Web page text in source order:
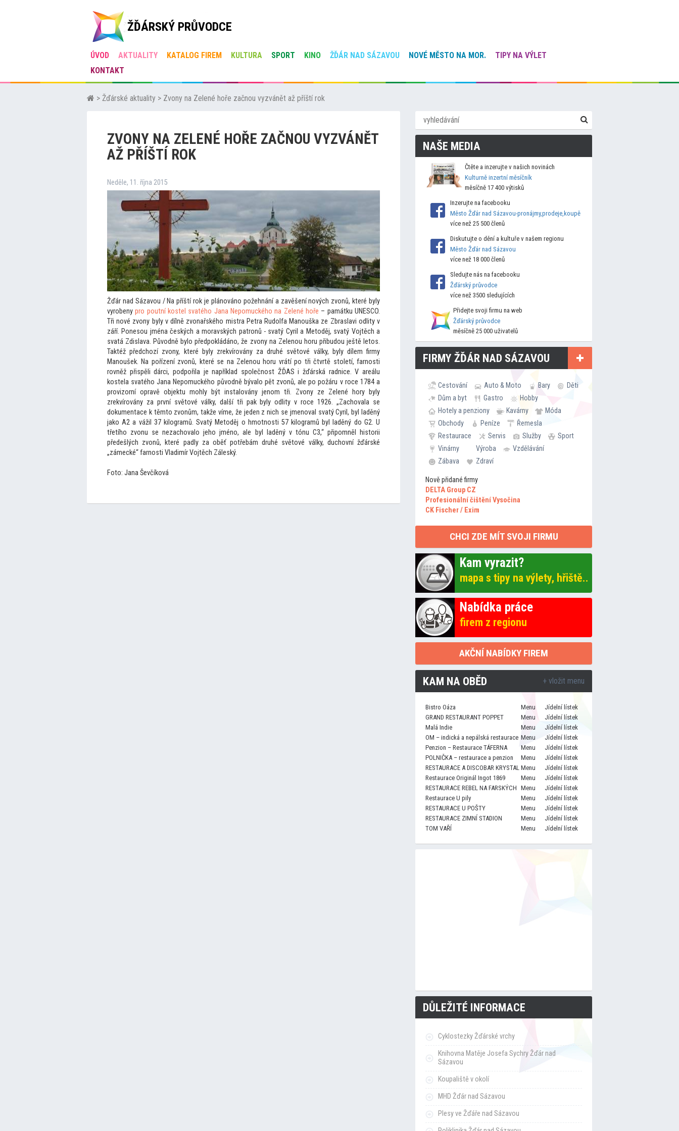
ŽĎÁRSKÝ PRŮVODCE
ÚVOD AKTUALITY KATALOG FIREM KULTURA SPORT KINO ŽĎÁR NAD SÁZAVOU NOVÉ MĚSTO NA MOR.
TIPY NA VÝLET
KONTAKT
> Žďárské aktuality > Zvony na Zelené hoře začnou vyzvánět až příští rok
ZVONY NA ZELENÉ HOŘE ZAČNOU VYZVÁNĚT
AŽ PŘÍŠTÍ ROK
Neděle, 11. října 2015
Žďár nad Sázavou / Na příští rok je plánováno požehnání a zavěšení nových zvonů, které byly
vyrobenypro poutní kostel svatého Jana Nepomuckého na Zelené hoře – památku UNESCO.
Tři nové zvony byly v dílně zvonařského mistra Petra Rudolfa Manouška ze Zbraslavi odlity v
září. Ponesou jména českých a moravských patronů - svatý Cyril a Metoděj, svatý Vojtěch a
svatá Zdislava. Původně bylo předpokládáno, že zvony na Zelenou horu přibudou ještě letos.
Taktéž předchozí zvony, které byly zrekvírovány za druhé světové války, byly dílem firmy
Manoušek. Na pořízení zvonů, které se na Zelenou horu vrátí po tři čtvrtě století, farnosti
rovněž přispěli dárci, podpořila je například společnost ŽĎAS i žďárská radnice. V areálu
kostela svatého Jana Nepomuckého původně bývalo pět zvonů, ale po požáru v roce 1784 a
provizorní opravě objektu mohly být instalovány jenom tři. Zvony ze Zelené hory byly
zrekvírovány za první světové války, další tři pak byly odlity v roce 1926. „Zachovala se
dokumentace k těmto zvonům, takže víme, že jeden z nich se jmenoval svatý Cyril, byl laděný
jako A2 a vážil 37 kilogramů. Svatý Metoděj o hmotnosti 57 kilogramů byl laděný do G2. U
třetího zvonu se nezachovalo jeho jméno, ale byl laděný v tónu C3,“ připomněl historii
předešlých zvonů, které padly za oběť potřebám druhé světové války, duchovní žďárské
„zámecké“ farnosti Vladimír Vojtěch Záleský.
Foto: Jana Ševčíková
NAŠE MEDIA
Čtěte a inzerujte v našich novinách
Kulturně inzertní měsíčník
měsíčně 17 400 výtisků
Inzerujte na facebooku
Město Žďár nad Sázavou-pronájmy,prodeje,koupě
více než 25 500 členů
Diskutujte o dění a kultuře v našem regionu
Město Žďár nad Sázavou
více než 18 000 členů
Sledujte nás na facebooku
Žďárský průvodce
více než 3500 sledujících
Přidejte svoji firmu na web
Žďárský průvodce
měsíčně 25 000 uživatelů
FIRMY ŽĎÁR NAD SÁZAVOU
Cestování Auto & Moto Bary
Děti
Dům a byt
Gastro
Hobby
Hotely a penziony
Kavárny
Móda
Obchody
Peníze
Řemesla
Restaurace
Servis Služby
Sport
Vinárny
Výroba
Vzdělávání
Zábava
Zdraví
Nově přidané firmy
DELTA Group CZ
Profesionální čištění Vysočina
CK Fischer / Exim
CHCI ZDE MÍT SVOJI FIRMU
Kam vyrazit?
mapa s tipy na výlety, hřiště..
Nabídka práce
firem z regionu
AKČNÍ NABÍDKY FIREM
KAM NA OBĚD + vložit menu
Bistro Oáza Menu
Jídelní lístek
GRAND RESTAURANT POPPET
Menu
Jídelní lístek
Malá Indie
Menu
Jídelní lístek
OM – indická a nepálská restaurace Menu
Jídelní lístek
Penzion – Restaurace TÁFERNA
Menu
Jídelní lístek
POLNIČKA – restaurace a penzion
Menu
Jídelní lístek
RESTAURACE A DISCOBAR KRYSTAL Menu
Jídelní lístek
Restaurace Originál Ingot 1869
Menu
Jídelní lístek
RESTAURACE REBEL NA FARSKÝCH Menu
Jídelní lístek
Restaurace U pily
Menu
Jídelní lístek
RESTAURACE U POŠTY
Menu
Jídelní lístek
RESTAURACE ZIMNÍ STADION
Menu
Jídelní lístek
TOM VAŘÍ
Menu Jídelní lístek
DŮLEŽITÉ INFORMACE
Cyklostezky Žďárské vrchy
Knihovna Matěje Josefa Sychry Žďár nad
Sázavou
Koupaliště v okolí
MHD Žďár nad Sázavou
Plesy ve Žďáře nad Sázavou